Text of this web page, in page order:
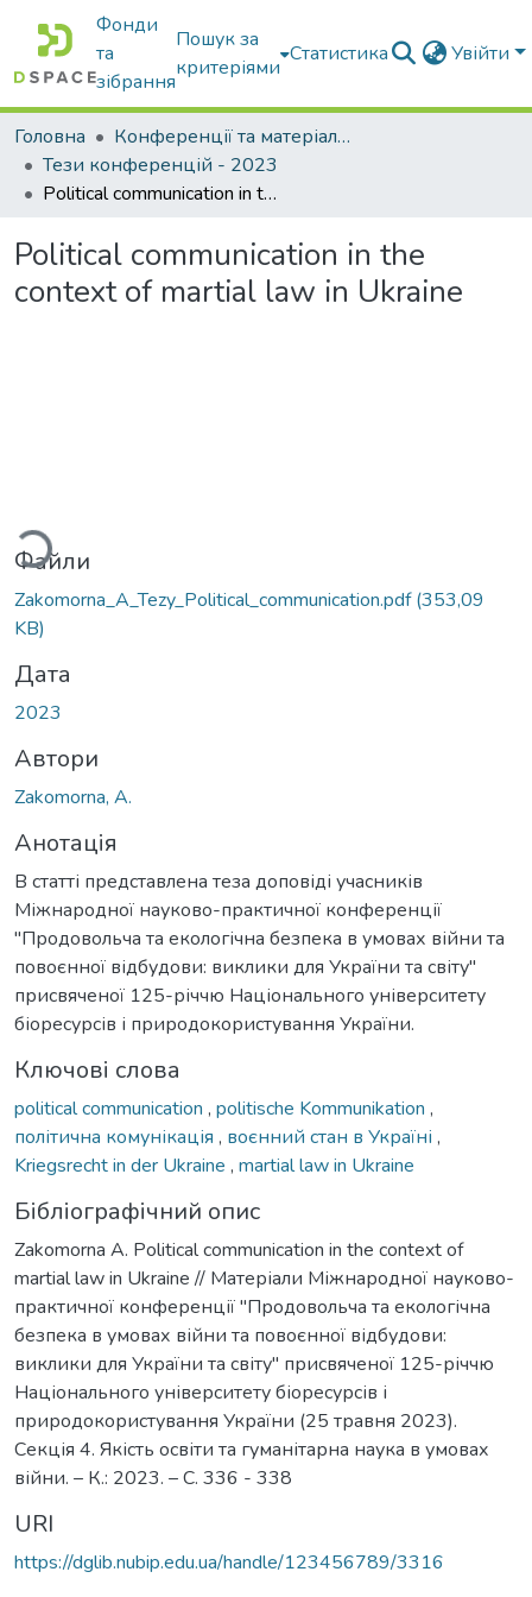
Фонди
та
зібрання
Пошук за
критеріями
Статистика Увійти
Головна
Конференції та матеріали конференцій
Тези конференцій - 2023
Political communication in the context of martial law in Ukraine
Political communication in the
context of martial law in Ukraine
Файли
Zakomorna_A_Tezy_Political_communication.pdf(353,09
KB)
Дата
2023
Автори
Zakomorna, A.
Анотація
В статті представлена теза доповіді учасників
Міжнародної науково-практичної конференції
"Продовольча та екологічна безпека в умовах війни та
повоєнної відбудови: виклики для України та світу"
присвяченої 125-річчю Національного університету
біоресурсів і природокористування України.
Ключові слова
political communication , politische Kommunikation ,
політична комунікація , воєнний стан в Україні ,
Kriegsrecht in der Ukraine , martial law in Ukraine
Бібліографічний опис
Zakomorna A. Political communication in the context of
martial law in Ukraine // Матеріали Міжнародної науково-
практичної конференції "Продовольча та екологічна
безпека в умовах війни та повоєнної відбудови:
виклики для України та світу" присвяченої 125-річчю
Національного університету біоресурсів і
природокористування України (25 травня 2023).
Секція 4. Якість освіти та гуманітарна наука в умовах
війни. – К.: 2023. – С. 336 - 338
URI
https://dglib.nubip.edu.ua/handle/123456789/3316